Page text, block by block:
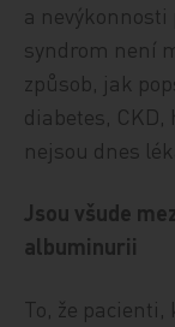
a nevýkonnosti
syndrom není
způsob, jak
diabetes,
nejsou dnes
Jsou všude
albuminurii
To, že